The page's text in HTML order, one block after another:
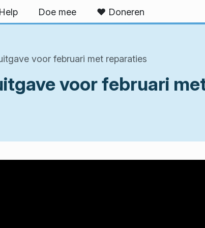
Help Doe mee ❤ Doneren
voor februari met reparaties
voor februari